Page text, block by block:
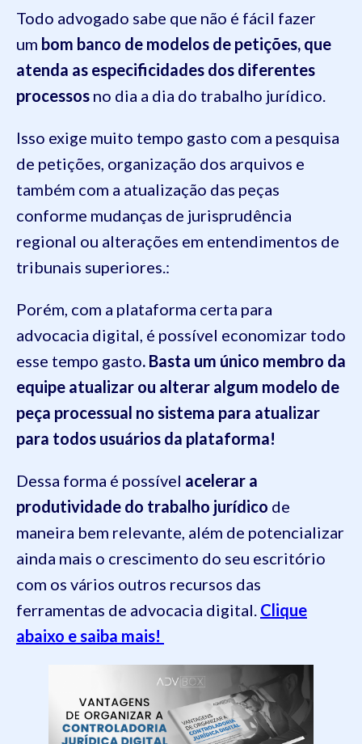
Todo advogado sabe que não é fácil fazer
um bom banco de modelos de petições, que
atenda as especificidades dos diferentes
processos no dia a dia do trabalho jurídico.
Isso exige muito tempo gasto com a pesquisa
de petições, organização dos arquivos e
também com a atualização das peças
conforme mudanças de jurisprudência
regional ou alterações em entendimentos de
tribunais superiores.:
Porém, com a plataforma certa para
advocacia digital, é possível economizar todo
esse tempo gasto. Basta um único membro da
equipe atualizar ou alterar algum modelo de
peça processual no sistema para atualizar
para todos usuários da plataforma!
Dessa forma é possível acelerar a
produtividade do trabalho jurídico de
maneira bem relevante, além de potencializar
ainda mais o crescimento do seu escritório
com os vários outros recursos das
ferramentas de advocacia digital. Clique
abaixo e saiba mais!